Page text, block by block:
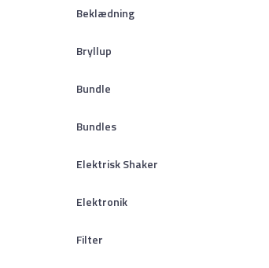
Beklædning
Bryllup
Bundle
Bundles
Elektrisk Shaker
Elektronik
Filter